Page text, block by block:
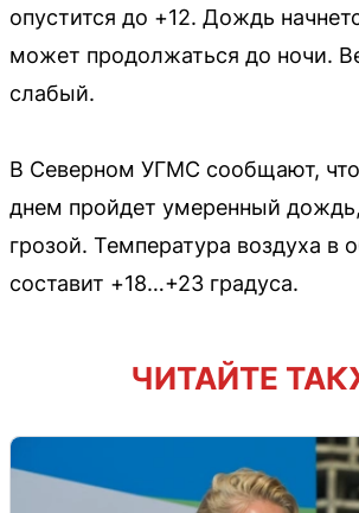
опустится до +12. Дождь
может продолжаться до ночи.
слабый.
В Северном УГМС сообщают, что
днем пройдет умеренный
грозой. Температура воздуха в
составит +18…+23 градуса.
ЧИТАЙТЕ